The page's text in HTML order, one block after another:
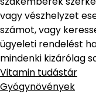
vagy vészhelyzet
számot, vagy
ügyeleti rendelést
mindenki kizárólag
Vitamin tudástár
Gyógynövények